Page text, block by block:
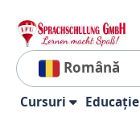
Română
Cursuri